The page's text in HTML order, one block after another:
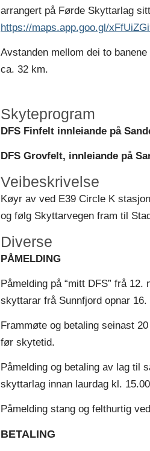
arrangert på Førde Skyttarlag
https://maps.app.goo.gl/
Avstanden mellom dei to
ca. 32 km.
Skyteprogram
DFS Finfelt innleiande på
DFS Grovfelt, innleiande på
Veibeskrivelse
Køyr av ved E39 Circle K
og følg Skyttarvegen fram til
Diverse
PÅMELDING
Påmelding på “mitt DFS” frå
skyttarar frå Sunnfjord opnar 16.
Frammøte og betaling seinast
før skytetid.
Påmelding og betaling av lag til
skyttarlag innan laurdag kl.
Påmelding stang og felthurtig
BETALING